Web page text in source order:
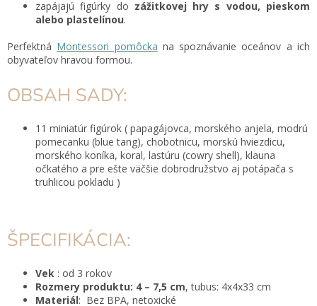
zapájajú figúrky do zážitkovej hry s vodou, pieskom
alebo plastelínou.
Perfektná Montessori pomôcka na spoznávanie oceánov a ich
obyvateľov hravou formou.
OBSAH SADY:
11 miniatúr figúrok ( papagájovca, morského anjela, modrú
pomecanku (blue tang), chobotnicu, morskú hviezdicu,
morského koníka, koral, lastúru (cowry shell), klauna
očkatého a pre ešte väčšie dobrodružstvo aj potápača s
truhlicou pokladu )
ŠPECIFIKÁCIA:
Vek : od 3 rokov
Rozmery produktu: 4 – 7,5 cm, tubus: 4x4x33 cm
Materiál: Bez BPA, netoxické